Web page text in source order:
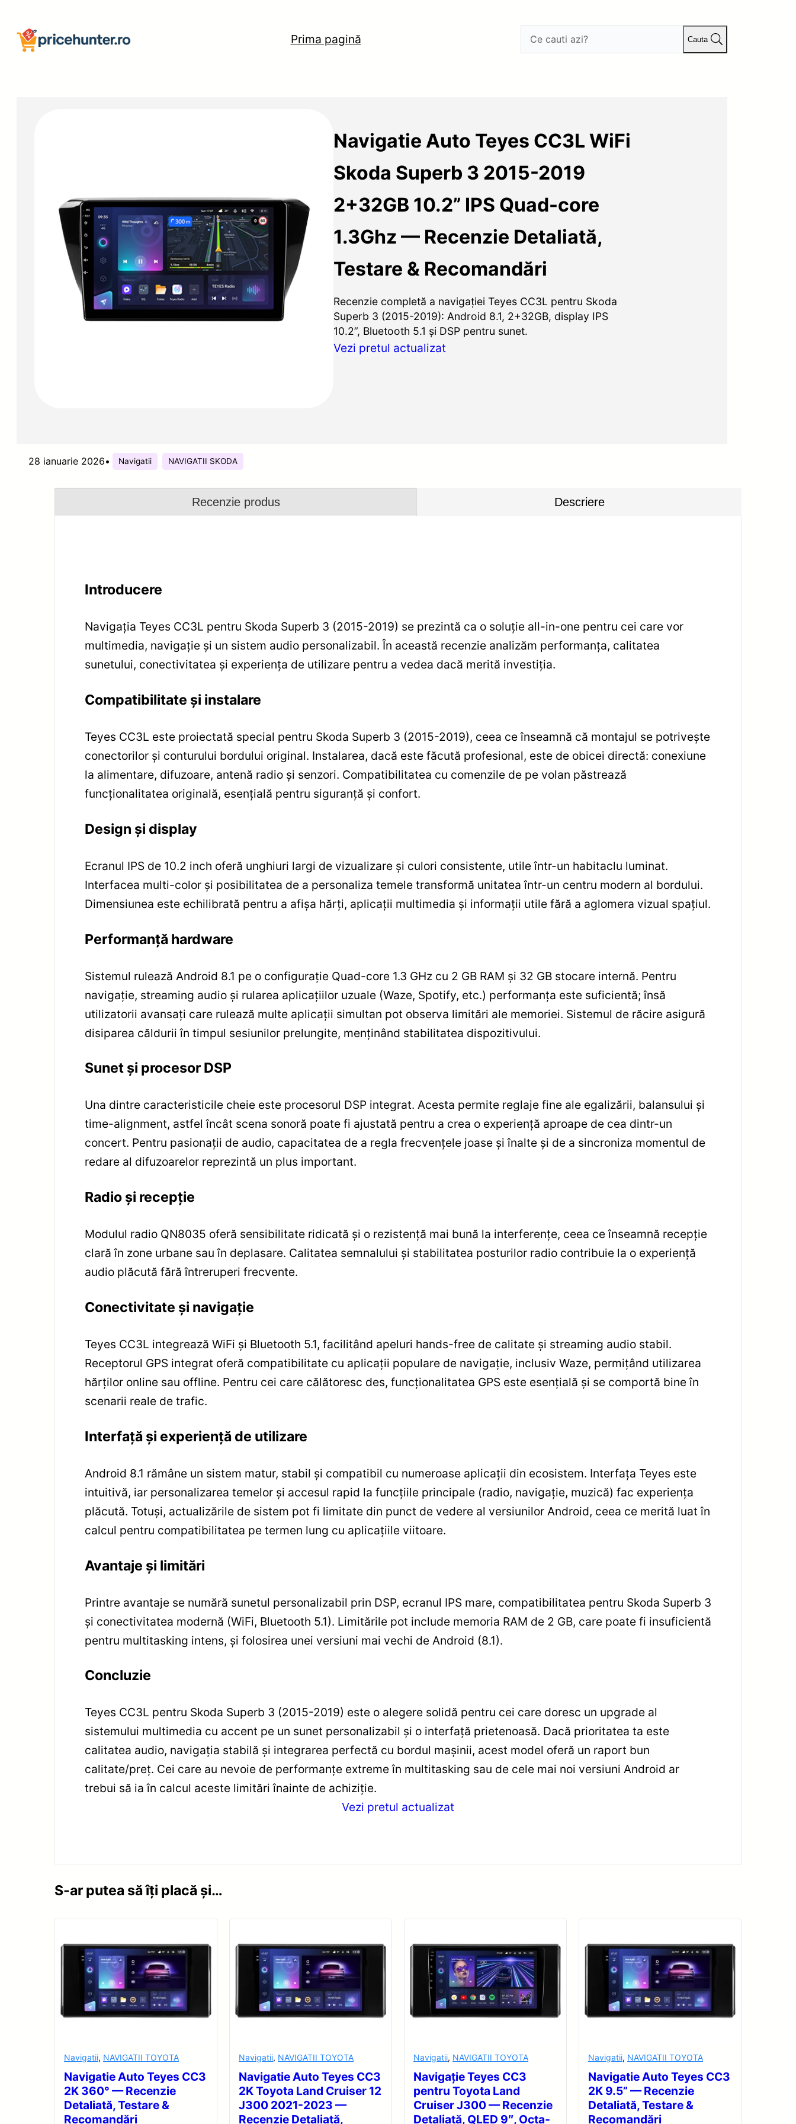
conținut
Prima pagină Cauta
Navigatie Auto Teyes CC3L WiFi
Skoda Superb 3 2015-2019
2+32GB 10.2” IPS Quad-core
1.3Ghz — Recenzie Detaliată,
Testare & Recomandări
Recenzie completă a navigației Teyes CC3L pentru Skoda
Superb 3 (2015-2019): Android 8.1, 2+32GB, display IPS
10.2”, Bluetooth 5.1 și DSP pentru sunet.
Vezi pretul actualizat
28 ianuarie 2026• Navigatii NAVIGATII SKODA
Recenzie produs Descriere
Introducere
Navigația Teyes CC3L pentru Skoda Superb 3 (2015-2019) se prezintă ca o soluție all-in-one pentru cei care vor
multimedia, navigație și un sistem audio personalizabil. În această recenzie analizăm performanța, calitatea
sunetului, conectivitatea și experiența de utilizare pentru a vedea dacă merită investiția.
Compatibilitate și instalare
Teyes CC3L este proiectată special pentru Skoda Superb 3 (2015-2019), ceea ce înseamnă că montajul se potrivește
conectorilor și conturului bordului original. Instalarea, dacă este făcută profesional, este de obicei directă: conexiune
la alimentare, difuzoare, antenă radio și senzori. Compatibilitatea cu comenzile de pe volan păstrează
funcționalitatea originală, esențială pentru siguranță și confort.
Design și display
Ecranul IPS de 10.2 inch oferă unghiuri largi de vizualizare și culori consistente, utile într-un habitaclu luminat.
Interfacea multi-color și posibilitatea de a personaliza temele transformă unitatea într-un centru modern al bordului.
Dimensiunea este echilibrată pentru a afișa hărți, aplicații multimedia și informații utile fără a aglomera vizual spațiul.
Performanță hardware
Sistemul rulează Android 8.1 pe o configurație Quad-core 1.3 GHz cu 2 GB RAM și 32 GB stocare internă. Pentru
navigație, streaming audio și rularea aplicațiilor uzuale (Waze, Spotify, etc.) performanța este suficientă; însă
utilizatorii avansați care rulează multe aplicații simultan pot observa limitări ale memoriei. Sistemul de răcire asigură
disiparea căldurii în timpul sesiunilor prelungite, menținând stabilitatea dispozitivului.
Sunet și procesor DSP
Una dintre caracteristicile cheie este procesorul DSP integrat. Acesta permite reglaje fine ale egalizării, balansului și
time-alignment, astfel încât scena sonoră poate fi ajustată pentru a crea o experiență aproape de cea dintr-un
concert. Pentru pasionații de audio, capacitatea de a regla frecvențele joase și înalte și de a sincroniza momentul de
redare al difuzoarelor reprezintă un plus important.
Radio și recepție
Modulul radio QN8035 oferă sensibilitate ridicată și o rezistență mai bună la interferențe, ceea ce înseamnă recepție
clară în zone urbane sau în deplasare. Calitatea semnalului și stabilitatea posturilor radio contribuie la o experiență
audio plăcută fără întreruperi frecvente.
Conectivitate și navigație
Teyes CC3L integrează WiFi și Bluetooth 5.1, facilitând apeluri hands-free de calitate și streaming audio stabil.
Receptorul GPS integrat oferă compatibilitate cu aplicații populare de navigație, inclusiv Waze, permițând utilizarea
hărților online sau offline. Pentru cei care călătoresc des, funcționalitatea GPS este esențială și se comportă bine în
scenarii reale de trafic.
Interfață și experiență de utilizare
Android 8.1 rămâne un sistem matur, stabil și compatibil cu numeroase aplicații din ecosistem. Interfața Teyes este
intuitivă, iar personalizarea temelor și accesul rapid la funcțiile principale (radio, navigație, muzică) fac experiența
plăcută. Totuși, actualizările de sistem pot fi limitate din punct de vedere al versiunilor Android, ceea ce merită luat în
calcul pentru compatibilitatea pe termen lung cu aplicațiile viitoare.
Avantaje și limitări
Printre avantaje se numără sunetul personalizabil prin DSP, ecranul IPS mare, compatibilitatea pentru Skoda Superb 3
și conectivitatea modernă (WiFi, Bluetooth 5.1). Limitările pot include memoria RAM de 2 GB, care poate fi insuficientă
pentru multitasking intens, și folosirea unei versiuni mai vechi de Android (8.1).
Concluzie
Teyes CC3L pentru Skoda Superb 3 (2015-2019) este o alegere solidă pentru cei care doresc un upgrade al
sistemului multimedia cu accent pe un sunet personalizabil și o interfață prietenoasă. Dacă prioritatea ta este
calitatea audio, navigația stabilă și integrarea perfectă cu bordul mașinii, acest model oferă un raport bun
calitate/preț. Cei care au nevoie de performanțe extreme în multitasking sau de cele mai noi versiuni Android ar
trebui să ia în calcul aceste limitări înainte de achiziție.
Vezi pretul actualizat
S-ar putea să îți placă și…
Navigatii, NAVIGATII TOYOTA
Navigatie Auto Teyes CC3
2K 360° — Recenzie
Detaliată, Testare &
Recomandări
Navigatii, NAVIGATII TOYOTA
Navigatie Auto Teyes CC3
2K Toyota Land Cruiser 12
J300 2021-2023 —
Recenzie Detaliată,
Navigatii, NAVIGATII TOYOTA
Navigație Teyes CC3
pentru Toyota Land
Cruiser J300 — Recenzie
Detaliată, QLED 9″, Octa-
Navigatii, NAVIGATII TOYOTA
Navigatie Auto Teyes CC3
2K 9.5” — Recenzie
Detaliată, Testare &
Recomandări